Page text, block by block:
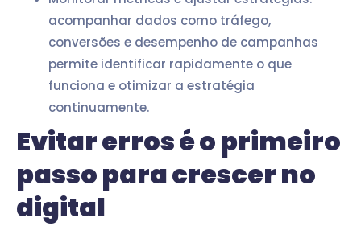
acompanhar dados como tráfego,
conversões e desempenho de campanhas
permite identificar rapidamente o que
funciona e otimizar a estratégia
continuamente.
Evitar erros é o primeiro
passo para crescer no
digital